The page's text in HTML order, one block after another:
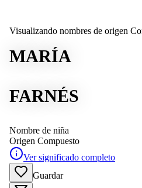
Visualizando nombres de origen
MARÍA
FARNÉS
Nombre de niña
Origen Compuesto
Ver significado completo
Guardar